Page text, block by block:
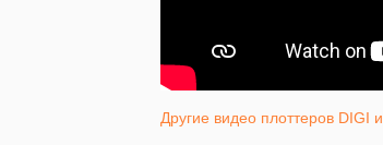
Другие видео плоттеров DIGI